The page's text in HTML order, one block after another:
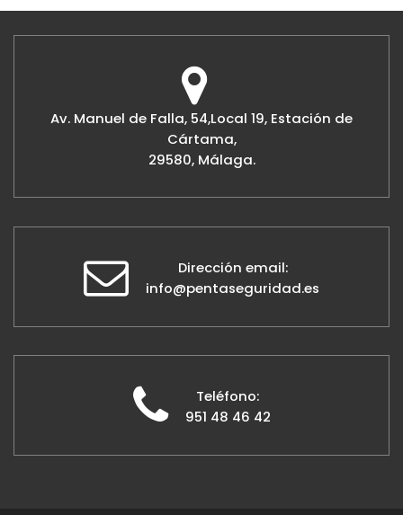
Av. Manuel de Falla, 54,Local 19, Estación de
Cártama,
29580, Málaga.
Dirección email:
info@pentaseguridad.es
Teléfono:
951 48 46 42